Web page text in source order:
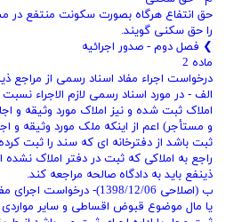
حق انتفاع هرگاه بصورت سکونت منتفع در
را حق سکنی گویند.
❯ فصل دوم - صدور اجرائیه
ماده 2
درخواست اجراء مفاد اسناد رسمی از مراجع
الف - در مورد اسناد رسمی لازم الاجراء
املاک ثبت شده و نیز املاک مورد وثیقه و
و مستأجر) اعم از اینکه ملک مورد وثیقه و
ثبت باشد از دفترخانه‌ ای که سند را ثبت
راجع به املاکی که ثبت در دفتر املاک نشده
ذینفع باید به دادگاه صالحه مراجعه کند.
ب (اصلاحی 1398/12/06)-
یا مال موضوع قبوض اقساطی و سایر مواردی